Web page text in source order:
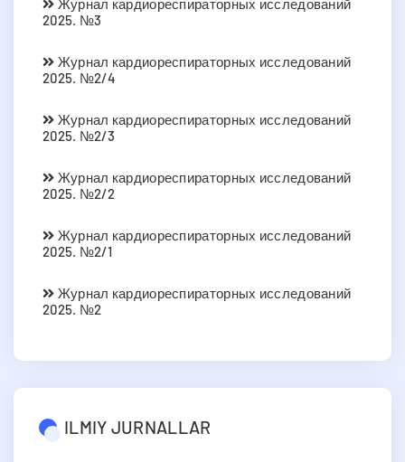
Журнал кардиореспираторных исследований
2025. №3
Журнал кардиореспираторных исследований
2025. №2/4
Журнал кардиореспираторных исследований
2025. №2/3
Журнал кардиореспираторных исследований
2025. №2/2
Журнал кардиореспираторных исследований
2025. №2/1
Журнал кардиореспираторных исследований
2025. №2
ILMIY JURNALLAR